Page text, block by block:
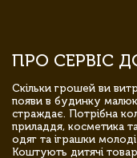
ПРО СЕРВІС
Скільки грошей ви
появи в будинку
страждає. Потрібна
приладдя, косметика
одяг та іграшки
Коштують дитячі